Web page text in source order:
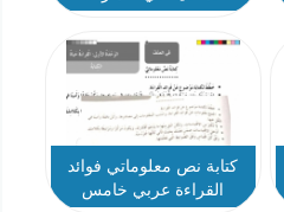
كتابة نص معلوماتي فوائد
القراءة عربي خامس